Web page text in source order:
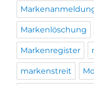
Markenlöschung
Markenregister
markenstreit